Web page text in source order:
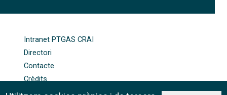
Intranet PTGAS CRAI
Directori
Contacte
Crèdits